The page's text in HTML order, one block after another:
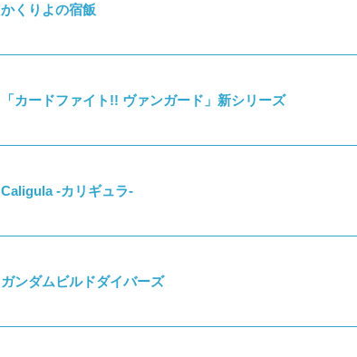
かくりよの宿飯
「カードファイト!! ヴァンガード」新シリーズ
Caligula -カリギュラ-
ガンダムビルドダイバーズ